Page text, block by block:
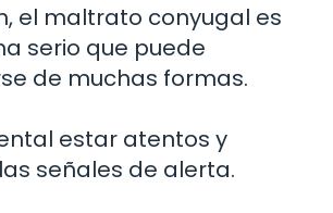
el maltrato conyugal es
serio que puede
de muchas formas.
estar atentos y
señales de alerta.